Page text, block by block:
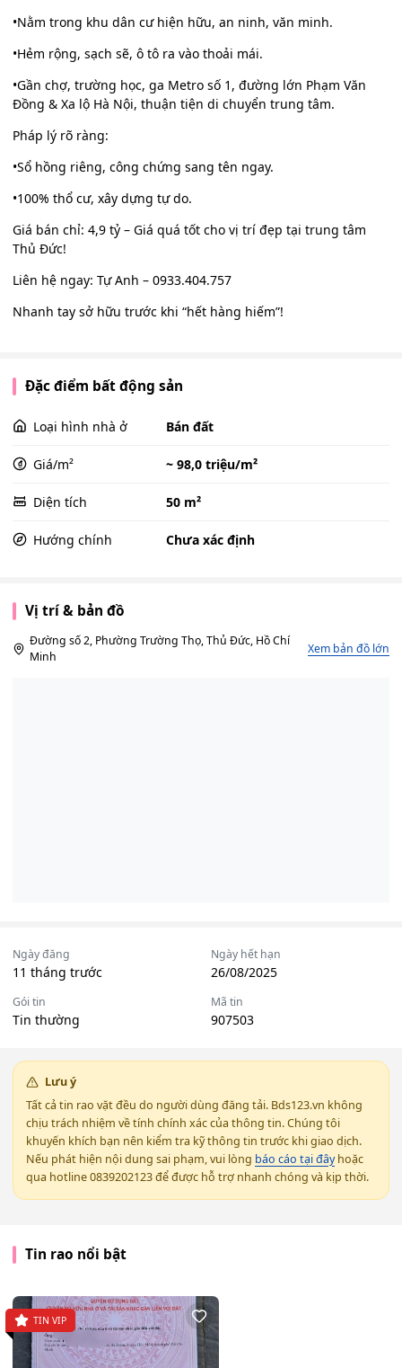
•Nằm trong khu dân cư hiện hữu, an ninh, văn minh.
•Hẻm rộng, sạch sẽ, ô tô ra vào thoải mái.
•Gần chợ, trường học, ga Metro số 1, đường lớn Phạm Văn
Đồng & Xa lộ Hà Nội, thuận tiện di chuyển trung tâm.
Pháp lý rõ ràng:
•Sổ hồng riêng, công chứng sang tên ngay.
•100% thổ cư, xây dựng tự do.
Giá bán chỉ: 4,9 tỷ – Giá quá tốt cho vị trí đẹp tại trung tâm
Thủ Đức!
Liên hệ ngay: Tự Anh – 0933.404.757
Nhanh tay sở hữu trước khi “hết hàng hiếm”!
Đặc điểm bất động sản
Loại hình nhà ở Bán đất
Giá/m² ~ 98,0 triệu/m²
Diện tích 50 m²
Hướng chính Chưa xác định
Vị trí & bản đồ
Đường số 2, Phường Trường Thọ, Thủ Đức, Hồ Chí
Minh
Xem bản đồ lớn
Ngày đăng
11 tháng trước
Ngày hết hạn
26/08/2025
Gói tin
Tin thường
Mã tin
907503
Lưu ý
Tất cả tin rao vặt đều do người dùng đăng tải. Bds123.vn không
chịu trách nhiệm về tính chính xác của thông tin. Chúng tôi
khuyến khích bạn nên kiểm tra kỹ thông tin trước khi giao dịch.
Nếu phát hiện nội dung sai phạm, vui lòng báo cáo tại đâyhoặc
qua hotline 0839202123 để được hỗ trợ nhanh chóng và kịp thời.
Tin rao nổi bật
TIN VIP